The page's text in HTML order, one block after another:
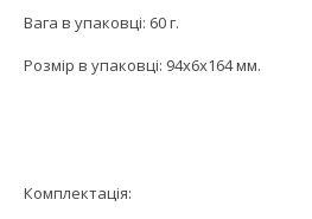
Вага в упаковці: 60 г.
Розмір в упаковці: 94x6x164 мм.
Комплектація: